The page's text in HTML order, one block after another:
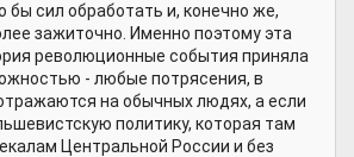
бы сил обработать и, конечно же,
зажиточно. Именно поэтому эта
революционные события приняла
- любые потрясения, в
на обычных людях, а если
политику, которая там
Центральной России и без